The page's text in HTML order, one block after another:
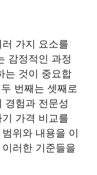
가지 요소를
감정적인 과정
는 것이 중요합
번째는 셋째로
경험과 전문성
가격 비교를
위와 내용을 이
러한 기준들을